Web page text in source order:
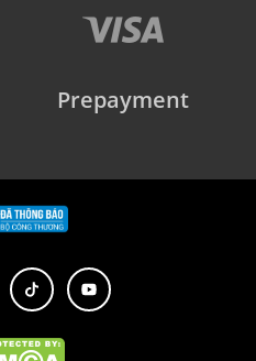
Prepayment